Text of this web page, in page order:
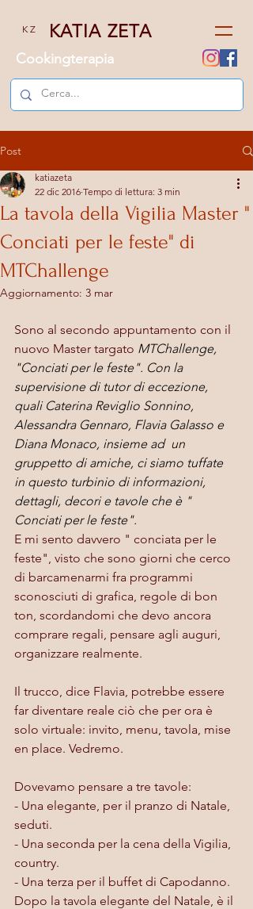
K Z KATIA ZETA
Cookingterapia
Post
La tavola della Vigilia Master "
Conciati per le feste" di
MTChallenge
katiazeta
22 dic 2016 Tempo di lettura: 3 min
Aggiornamento: 3 mar
Sono al secondo appuntamento con il
nuovo Master targato MTChallenge,
"Conciati per le feste". Con la
supervisione di tutor di eccezione,
quali Caterina Reviglio Sonnino,
Alessandra Gennaro, Flavia Galasso e
Diana Monaco, insieme ad  un
gruppetto di amiche, ci siamo tuffate
in questo turbinio di informazioni,
dettagli, decori e tavole che è "
Conciati per le feste".
E mi sento davvero " conciata per le
feste", visto che sono giorni che cerco
di barcamenarmi fra programmi
sconosciuti di grafica, regole di bon
ton, scordandomi che devo ancora
comprare regali, pensare agli auguri,
organizzare realmente.
Il trucco, dice Flavia, potrebbe essere
far diventare reale ciò che per ora è
solo virtuale: invito, menu, tavola, mise
en place. Vedremo.
Dovevamo pensare a tre tavole:
- Una elegante, per il pranzo di Natale,
seduti.
- Una seconda per la cena della Vigilia,
country.
- Una terza per il buffet di Capodanno.
Dopo la tavola elegante del Natale, è il